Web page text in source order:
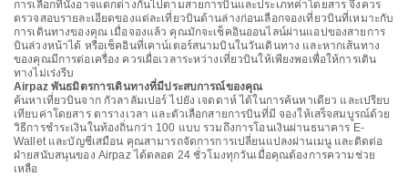
การเลือกที่นั่งอาจแตกต่างกันไปตามสายการบินและประเภทค่าโดยสาร จึงควร
ตรวจสอบรายละเอียดของแต่ละเที่ยวบินด้านล่างก่อนเลือกจองเที่ยวบินที่เหมาะกับ
การเดินทางของคุณ เมื่อจองแล้ว คุณมักจะเช็คอินออนไลน์ผ่านแอปของสายการ
บินล่วงหน้าได้ หรือเช็คอินที่เคาน์เตอร์สนามบินในวันเดินทาง และหากเส้นทาง
ของคุณมีการต่อเครื่อง ควรเผื่อเวลาระหว่างเที่ยวบินให้เพียงพอเพื่อให้การเดิน
ทางไม่เร่งรีบ
Airpaz พันธมิตรการเดินทางที่มีประสบการณ์ของคุณ
ค้นหาเที่ยวบินจาก กัวลาลัมเปอร์ ไปยัง เจดดาห์ ได้ในการค้นหาเดียว และเปรียบ
เทียบค่าโดยสาร ตารางเวลา และตัวเลือกสายการบินที่มี จองให้เสร็จสมบูรณ์ด้วย
วิธีการชำระเงินในท้องถิ่นกว่า 100 แบบ รวมถึงการโอนเงินผ่านธนาคาร E-
Wallet และบัญชีเสมือน คุณสามารถจัดการการเปลี่ยนแปลงผ่านเมนู และติดต่อ
ฝ่ายสนับสนุนของ Airpaz ได้ตลอด 24 ชั่วโมงทุกวันเมื่อคุณต้องการความช่วย
เหลือ